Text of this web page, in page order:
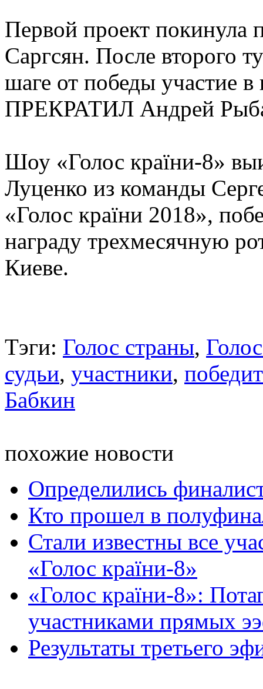
Первой проект покинула
Саргсян. После второго
шаге от победы участие
ПРЕКРАТИЛ Андрей
Шоу «Голос країни-8»
Луценко из команды
«Голос країни 2018»,
награду трехмесячную
Киеве.
Тэги: Голос страны,
судьи, участники,
Бабкин
похожие новости
Определились
Кто прошел в
Стали известны все
«Голос країни-8»
«Голос країни-8»:
участниками прямых
Результаты третьего